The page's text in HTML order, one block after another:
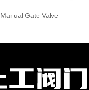
Manual Gate Valve